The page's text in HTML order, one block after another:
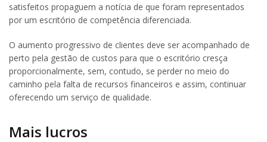
satisfeitos propaguem a notícia de que foram representados
por um escritório de competência diferenciada.
O aumento progressivo de clientes deve ser acompanhado de
perto pela gestão de custos para que o escritório cresça
proporcionalmente, sem, contudo, se perder no meio do
caminho pela falta de recursos financeiros e assim, continuar
oferecendo um serviço de qualidade.
Mais lucros